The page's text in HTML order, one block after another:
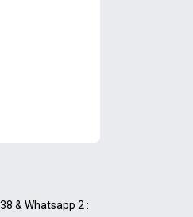
& Whatsapp 2 :